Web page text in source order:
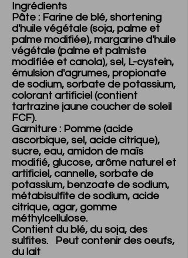
Ingrédients
Pâte : Farine de blé, shortening
d'huile végétale (soja, palme et
palme modifiée), margarine d'huile
végétale (palme et palmiste
modifiée et canola), sel, L-cystein,
émulsion d'agrumes, propionate
de sodium, sorbate de potassium,
colorant artificiel (contient
tartrazine jaune coucher de soleil
FCF).
Garniture : Pomme (acide
ascorbique, sel, acide citrique),
sucre, eau, amidon de maïs
modifié, glucose, arôme naturel et
artificiel, cannelle, sorbate de
potassium, benzoate de sodium,
métabisulfite de sodium, acide
citrique, agar, gomme
méthylcellulose.
Contient du blé, du soja, des
sulfites. Peut contenir des oeufs,
du lait